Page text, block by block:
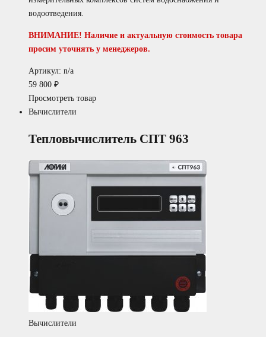
водоотведения.
ВНИМАНИЕ! Наличие и актуальную стоимость товара
просим уточнять у менеджеров.
Артикул: n/a
59 800 ₽
Просмотреть товар
Вычислители
Тепловычислитель СПТ 963
Вычислители